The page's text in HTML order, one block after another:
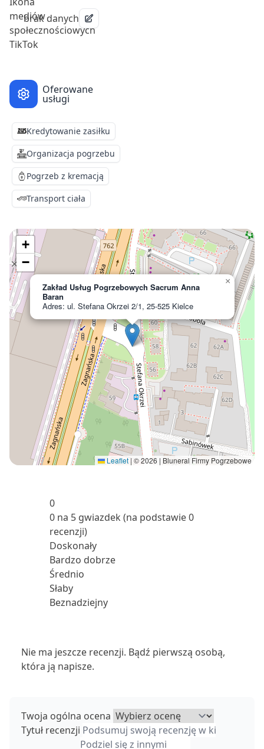
brak danych
Oferowane
usługi
Kredytowanie zasiłku
Organizacja pogrzebu
Pogrzeb z kremacją
Transport ciała
Zakład Usług Pogrzebowych Sacrum Anna
Baran
Adres: ul. Stefana Okrzei 2/1, 25-525 Kielce
×
+
−
Leaflet | © 2026 | Bluneral Firmy Pogrzebowe
0
0 na 5 gwiazdek (na podstawie 0
recenzji)
Doskonały
Bardzo dobrze
Średnio
Słaby
Beznadziejny
Nie ma jeszcze recenzji. Bądź pierwszą osobą,
która ją napisze.
Twoja ogólna ocena
Tytuł recenzji